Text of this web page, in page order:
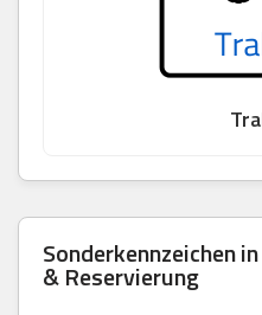
Sonderkennzeichen
& Reservierung